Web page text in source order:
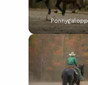
Ponnygalopp